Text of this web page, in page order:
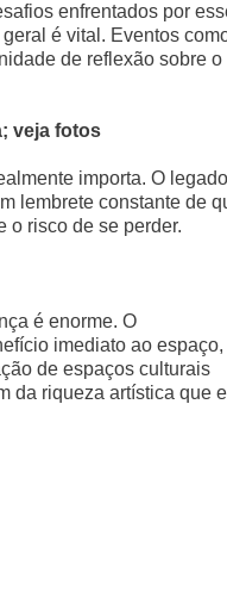
enfrentados por
é vital. Eventos
de reflexão sobre o
veja fotos
importa. O legado
lembrete constante de
o risco de se perder.
é enorme. O
imediato ao espaço,
de espaços culturais
da riqueza artística que